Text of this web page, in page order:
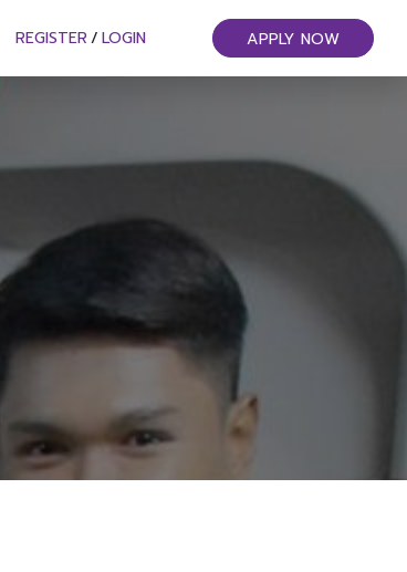
REGISTER / LOGIN APPLY NOW